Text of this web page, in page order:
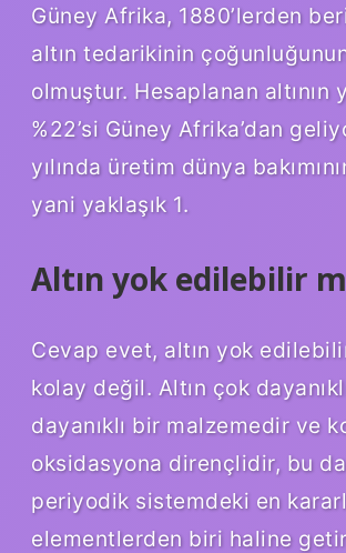
Güney Afrika, 1880’lerden
altın tedarikinin
olmuştur. Hesaplanan altının
%22’si Güney Afrika’dan
yılında üretim dünya
yani yaklaşık 1.
Altın yok edilebilir
Cevap evet, altın yok
kolay değil. Altın çok
dayanıklı bir malzemedir ve
oksidasyona dirençlidir, bu
periyodik sistemdeki en
elementlerden biri haline